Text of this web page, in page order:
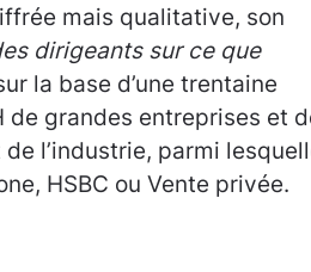
mais qualitative, son
dirigeants sur ce que
la base d’une trentaine
de grandes entreprises et
l’industrie, parmi
HSBC ou Vente privée.